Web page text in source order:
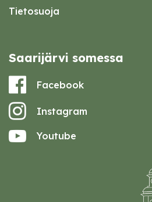
Tietosuoja
Saarijärvi somessa
Facebook
Instagram
Youtube